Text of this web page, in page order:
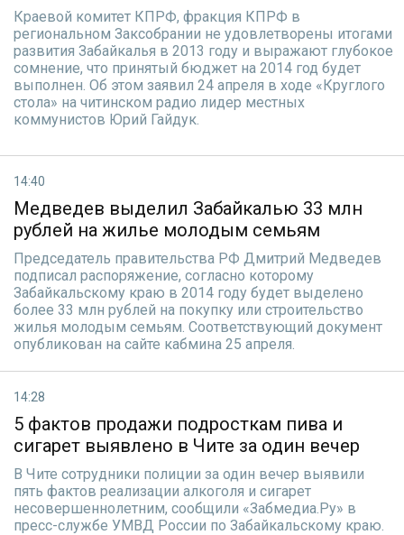
Краевой комитет КПРФ, фракция КПРФ в
региональном Заксобрании не удовлетворены итогами
развития Забайкалья в 2013 году и выражают глубокое
сомнение, что принятый бюджет на 2014 год будет
выполнен. Об этом заявил 24 апреля в ходе «Круглого
стола» на читинском радио лидер местных
коммунистов Юрий Гайдук.
14:40
Медведев выделил Забайкалью 33 млн
рублей на жилье молодым семьям
Председатель правительства РФ Дмитрий Медведев
подписал распоряжение, согласно которому
Забайкальскому краю в 2014 году будет выделено
более 33 млн рублей на покупку или строительство
жилья молодым семьям. Соответствующий документ
опубликован на сайте кабмина 25 апреля.
14:28
5 фактов продажи подросткам пива и
сигарет выявлено в Чите за один вечер
В Чите сотрудники полиции за один вечер выявили
пять фактов реализации алкоголя и сигарет
несовершеннолетним, сообщили «Забмедиа.Ру» в
пресс-службе УМВД России по Забайкальскому краю.